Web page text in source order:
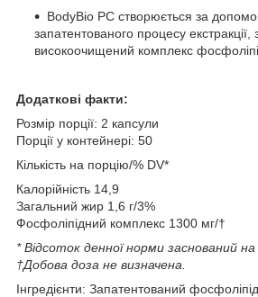
BodyBio PC створюється за
запатентованого процесу
високоочищений комплекс
Додаткові факти:
Розмір порції: 2 капсули
Порції у контейнері: 50
Кількість на порцію/% DV*
Калорійність 14,9
Загальний жир 1,6 г/3%
Фосфоліпідний комплекс 1300 мг/†
* Відсоток денної норми заснований на
†Добова доза не визначена.
Інгредієнти: Запатентований